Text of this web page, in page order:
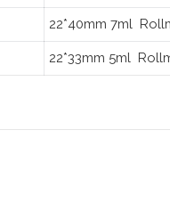
22*40mm 7ml
22*33mm 5ml